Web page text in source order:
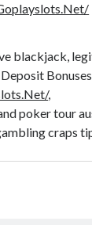
blackjack,
Bonuses
,
poker tour
craps